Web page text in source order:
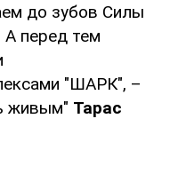
до зубов Силы
А перед тем
"ШАРК", –
живым" Тарас